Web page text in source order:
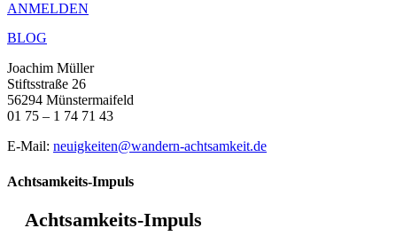
ANMELDEN
BLOG
Joachim Müller
Stiftsstraße 26
56294 Münstermaifeld
01 75 – 1 74 71 43
E-Mail: neuigkeiten@wandern-achtsamkeit.de
Achtsamkeits-Impuls
Achtsamkeits-Impuls